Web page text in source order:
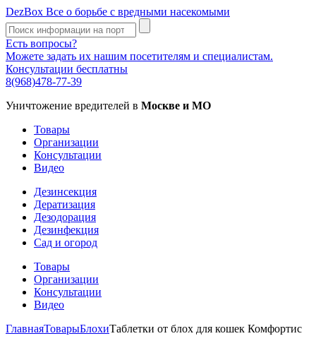
DezBox Все о борьбе с вредными насекомыми
Есть вопросы?
Можете задать их нашим посетителям и специалистам.
Консультации бесплатны
8(968)478-77-39
Уничтожение вредителей в Москве и МО
Товары
Организации
Консультации
Видео
Дезинсекция
Дератизация
Дезодорация
Дезинфекция
Сад и огород
Товары
Организации
Консультации
Видео
ГлавнаяТоварыБлохиТаблетки от блох для кошек Комфортис